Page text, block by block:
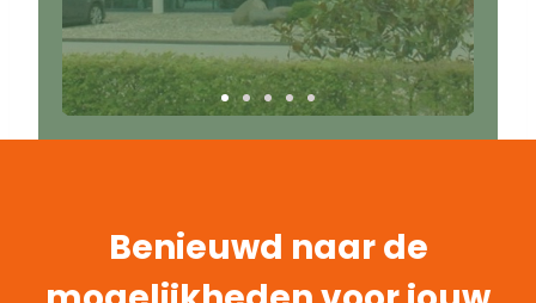
Benieuwd naar de